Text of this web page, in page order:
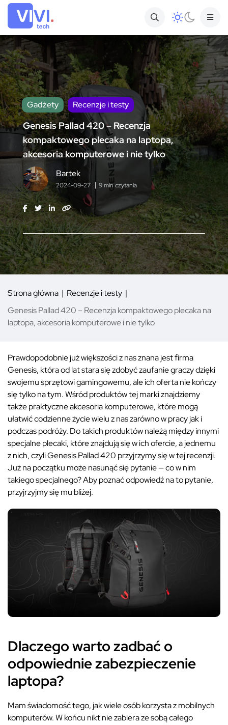
Gadżety Recenzje i testy
Genesis Pallad 420 – Recenzja
kompaktowego plecaka na laptopa,
akcesoria komputerowe i nie tylko
Bartek
2024-09-27 9 min czytania
Strona główna
Recenzje i testy
Genesis Pallad 420 – Recenzja kompaktowego plecaka na
laptopa, akcesoria komputerowe i nie tylko
Prawdopodobnie już większości z nas znana jest firma
Genesis, która od lat stara się zdobyć zaufanie graczy dzięki
swojemu sprzętowi gamingowemu, ale ich oferta nie kończy
się tylko na tym. Wśród produktów tej marki znajdziemy
także praktyczne akcesoria komputerowe, które mogą
ułatwić codzienne życie wielu z nas zarówno w pracy jak i
podczas podróży. Do takich produktów należą między innymi
specjalne plecaki, które znajdują się w ich ofercie, a jednemu
z nich, czyli Genesis Pallad 420 przyjrzymy się w tej recenzji.
Już na początku może nasunąć się pytanie — co w nim
takiego specjalnego? Aby poznać odpowiedź na to pytanie,
przyjrzyjmy się mu bliżej.
Dlaczego warto zadbać o
odpowiednie zabezpieczenie
laptopa?
Mam świadomość tego, jak wiele osób korzysta z mobilnych
komputerów. W końcu nikt nie zabiera ze sobą całego